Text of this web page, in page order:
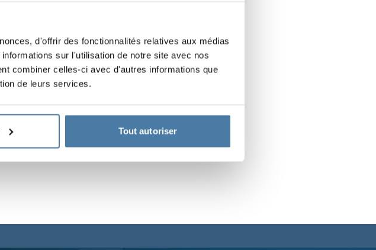
d'offrir des fonctionnalités relatives aux médias
sur l'utilisation de notre site avec nos
combiner celles-ci avec d'autres informations que
de leurs services.
Tout autoriser